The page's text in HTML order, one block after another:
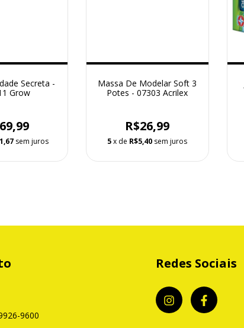
Secreta -
Grow
sem juros
Massa De Modelar Soft 3
Potes - 07303 Acrilex
R$26,99
5x de R$5,40 sem juros
9600
Redes Sociais